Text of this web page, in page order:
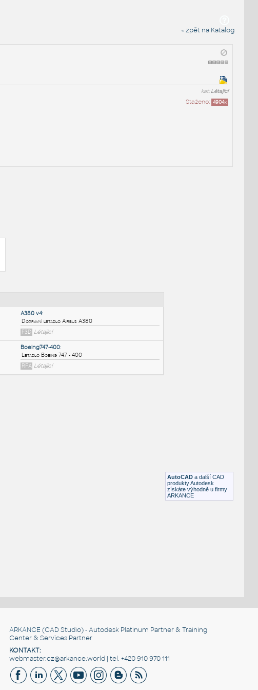
« zpět na Katalog
kat:Létající
Staženo: 4904x
AutoCAD a další CAD
produkty Autodesk
získáte výhodně u firmy
ARKANCE
ARKANCE (CAD Studio) - Autodesk Platinum Partner & Training
Center & Services Partner
KONTAKT:
webmaster.cz@arkance.world | tel. +420 910 970 111